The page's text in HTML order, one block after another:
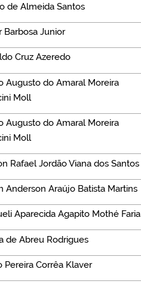
de Almeida Santos
Barbosa Junior
Cruz Azeredo
Augusto do Amaral Moreira
Moll
Augusto do Amaral Moreira
Moll
Rafael Jordão Viana dos Santos
Anderson Araújo Batista Martins
Aparecida Agapito Mothé Faria
de Abreu Rodrigues
Pereira Corrêa Klaver